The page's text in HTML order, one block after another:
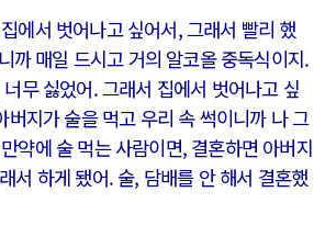
에서 벗어나고 싶어서, 그래서 빨리 했
까 매일 드시고 거의 알코올 중독식이지.
무 싫었어. 그래서 집에서 벗어나고 싶
지가 술을 먹고 우리 속 썩이니까 나 그
약에 술 먹는 사람이면, 결혼하면 아버지
서 하게 됐어. 술, 담배를 안 해서 결혼했